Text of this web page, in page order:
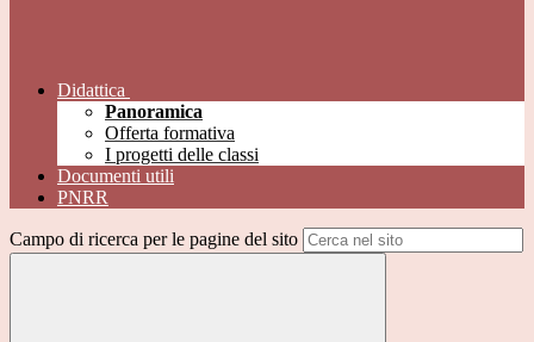
Didattica
Panoramica
Offerta formativa
I progetti delle classi
Documenti utili
PNRR
Campo di ricerca per le pagine del sito